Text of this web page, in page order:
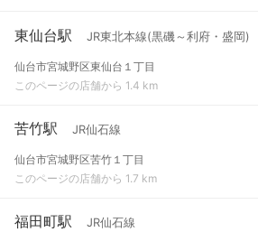
東仙台駅 JR東北本線(黒磯～利府・盛岡)
仙台市宮城野区東仙台１丁目
このページの店舗から 1.4 km
苦竹駅 JR仙石線
仙台市宮城野区苦竹１丁目
このページの店舗から 1.7 km
福田町駅 JR仙石線